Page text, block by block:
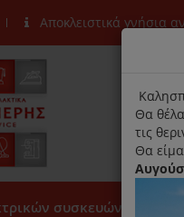
Αποκλειστικά γνήσια
συσκευών
title
Θα
τις
Θα